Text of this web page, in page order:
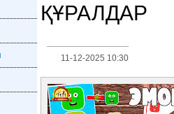
ҚҰРАЛДАР
11-12-2025 10:30